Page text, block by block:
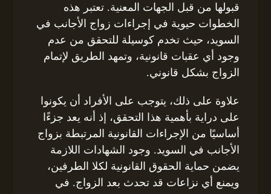
قبولها من قبل الجهات المعنية. تعتبر هذه
الخطوات حيوية في إجراءات زواج الأجانب في
السويد، حيث تخدم كوسيلة للتحقق من عدم
وجود أي عقبات قانونية، وتمهد الطريق لإتمام
الزواج بشكل قانوني.
علاوة على ذلك، يتوجب على الأفراد أن يكونوا
على دراية بأهمية هذا التحقق، إذ أنه يعد جزءًا
أساسيًا من الإجراءات القانونية المرتبطة بزواج
الأجانب في السويد. وجود الشهادات اللازمة
يضمن حماية الحقوق القانونية لكلا الطرفين،
ويمنع أي نزاعات قد تحدث بعد الزواج. في